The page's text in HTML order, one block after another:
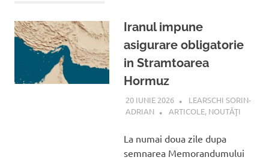
Iranul impune
asigurare obligatorie
in Stramtoarea
Hormuz
20 IUNIE 2026
LEARSCHI SORIN-
ADRIAN
ARTICOLE, NOUTĂŢI
La numai doua zile dupa
semnarea Memorandumului